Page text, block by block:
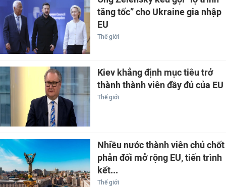
tăng tốc” cho Ukraine gia nhập
EU
Thế giới
Kiev khẳng định mục tiêu trở
thành thành viên đầy đủ của EU
Thế giới
Nhiều nước thành viên chủ chốt
phản đối mở rộng EU, tiến trình
kết...
Thế giới